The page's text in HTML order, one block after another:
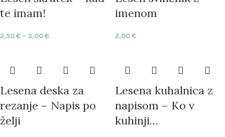
te imam!
2,50€ – 3,00€
imenom
2,00€
Lesena deska za
rezanje – Napis po
želji
Lesena kuhalnica z
napisom – Ko v
kuhinji…